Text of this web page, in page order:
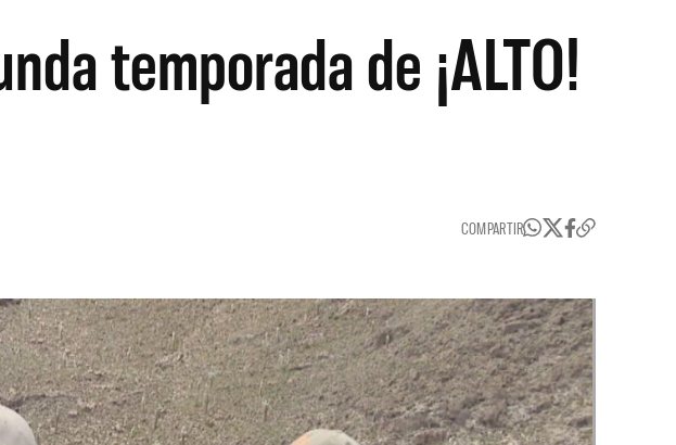
temporada de ¡ALTO!
COMPARTIR